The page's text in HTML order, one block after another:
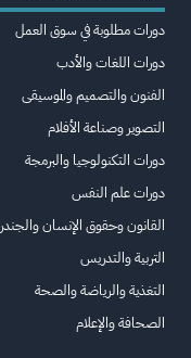
دورات مطلوبة في سوق العمل
دورات اللغات والأدب
الفنون والتصميم والموسيقى
التصوير وصناعة الأفلام
دورات التكنولوجيا والبرمجة
دورات علم النفس
القانون وحقوق الإنسان والجندر
التربية والتدريس
التغذية والرياضة والصحة
الصحافة والإعلام